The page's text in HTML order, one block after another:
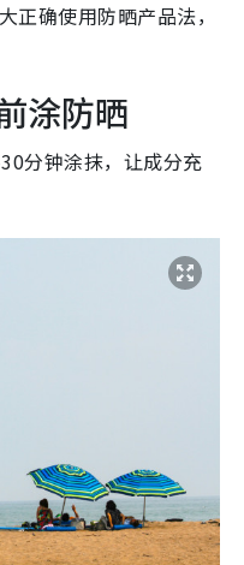
正确使用防晒产品法，
涂防晒
分钟涂抹，让成分充